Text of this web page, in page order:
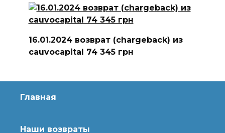
16.01.2024 возврат (chargeback) из
cauvocapital 74 345 грн
Главная
Наши возвраты